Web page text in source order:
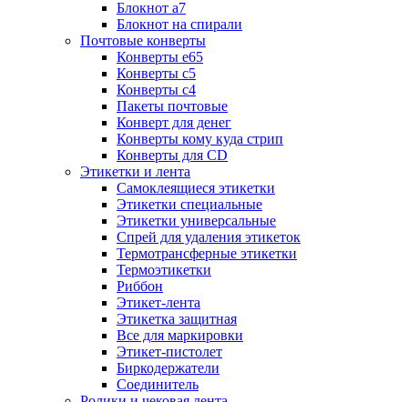
Блокнот а7
Блокнот на спирали
Почтовые конверты
Конверты е65
Конверты с5
Конверты с4
Пакеты почтовые
Конверт для денег
Конверты кому куда стрип
Конверты для CD
Этикетки и лента
Самоклеящиеся этикетки
Этикетки специальные
Этикетки универсальные
Спрей для удаления этикеток
Термотрансферные этикетки
Термоэтикетки
Риббон
Этикет-лента
Этикетка защитная
Все для маркировки
Этикет-пистолет
Биркодержатели
Соединитель